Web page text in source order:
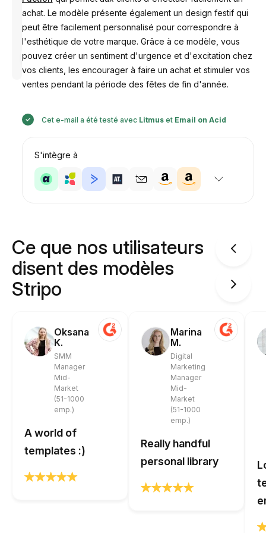
Conçu par
Anastasiia
achat. Le modèle présente également un design festif qui
peut être facilement personnalisé pour correspondre à
l'esthétique de votre marque. Grâce à ce modèle, vous
pouvez créer un sentiment d'urgence et d'excitation chez
vos clients, les encourager à faire un achat et stimuler vos
ventes pendant la période des fêtes de fin d'année.
Cet e-mail a été testé avec Litmuset Email on Acid
S'intègre à
Ce que nos utilisateurs
disent des modèles
Stripo
Oksana
K.
SMM
Manager
Mid-
Market
(51-1000
emp.)
A world of
templates :)
Marina
M.
Digital
Marketing
Manager
Mid-
Market
(51-1000
emp.)
Really handful
personal library